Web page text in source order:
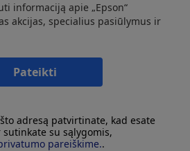
informaciją apie „Epson“
akcijas, specialius pasiūlymus ir
Pateikti
adresą patvirtinate, kad esate
su sąlygomis,
pareiškime..